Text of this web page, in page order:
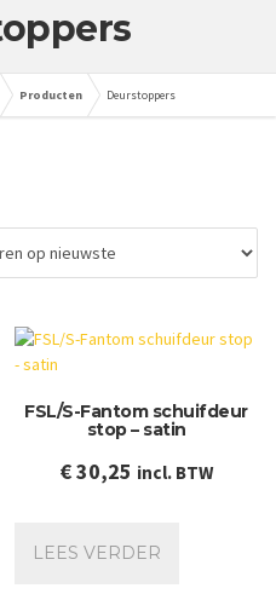
Producten Deurstoppers
FSL/S-Fantom schuifdeur
stop – satin
€30,25 incl. BTW
LEES VERDER